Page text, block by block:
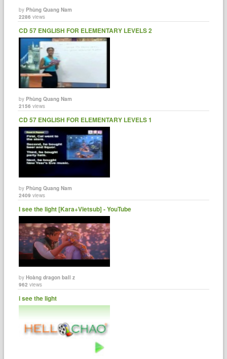
byPhùng Quang Nam
2286 views
CD 57 ENGLISH FOR ELEMENTARY LEVELS 2
byPhùng Quang Nam
2156 views
CD 57 ENGLISH FOR ELEMENTARY LEVELS 1
byPhùng Quang Nam
2409 views
I see the light [Kara+Vietsub] - YouTube
byHoàng dragon ball z
962 views
i see the light